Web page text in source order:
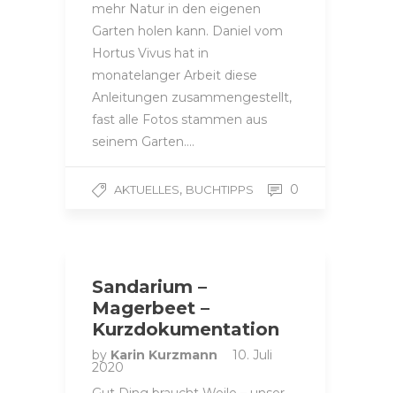
mehr Natur in den eigenen
Garten holen kann. Daniel vom
Hortus Vivus hat in
monatelanger Arbeit diese
Anleitungen zusammengestellt,
fast alle Fotos stammen aus
seinem Garten….
AKTUELLES, BUCHTIPPS 0
Sandarium –
Magerbeet –
Kurzdokumentation
by Karin Kurzmann 10. Juli
2020